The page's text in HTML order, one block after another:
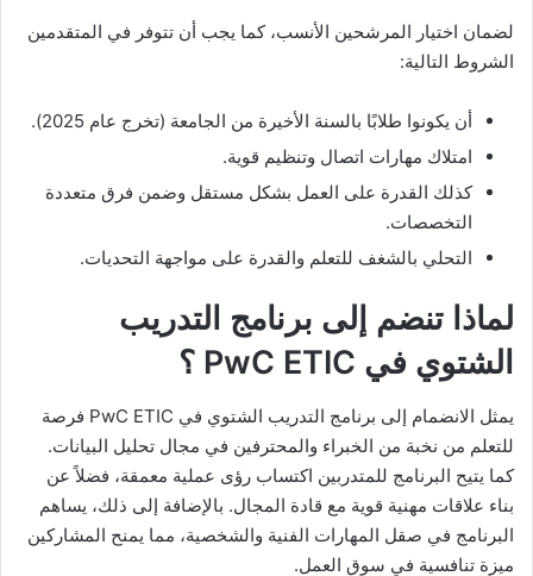
لضمان اختيار المرشحين الأنسب، كما يجب أن تتوفر في المتقدمين
الشروط التالية:
أن يكونوا طلابًا بالسنة الأخيرة من الجامعة (تخرج عام 2025).
امتلاك مهارات اتصال وتنظيم قوية.
كذلك القدرة على العمل بشكل مستقل وضمن فرق متعددة
التخصصات.
التحلي بالشغف للتعلم والقدرة على مواجهة التحديات.
لماذا تنضم إلى برنامج التدريب
الشتوي في PwC ETIC
؟
يمثل الانضمام إلى برنامج التدريب الشتوي في PwC ETIC فرصة
للتعلم من نخبة من الخبراء والمحترفين في مجال تحليل البيانات.
كما يتيح البرنامج للمتدربين اكتساب رؤى عملية معمقة، فضلاً عن
بناء علاقات مهنية قوية مع قادة المجال. بالإضافة إلى ذلك، يساهم
البرنامج في صقل المهارات الفنية والشخصية، مما يمنح المشاركين
ميزة تنافسية في سوق العمل.